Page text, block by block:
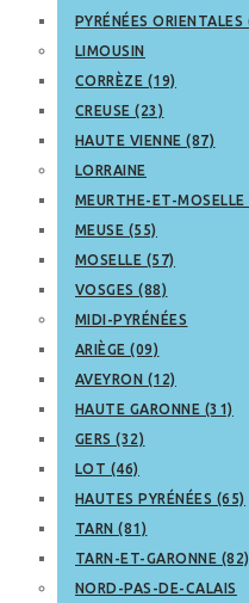
PYRÉNÉES ORIENTALES
LIMOUSIN
CORRÈZE (19)
CREUSE (23)
HAUTE VIENNE (87)
LORRAINE
MEURTHE-ET-MOSELLE
MEUSE (55)
MOSELLE (57)
VOSGES (88)
MIDI-PYRÉNÉES
ARIÈGE (09)
AVEYRON (12)
HAUTE GARONNE (31)
GERS (32)
LOT (46)
HAUTES PYRÉNÉES (65)
TARN (81)
TARN-ET-GARONNE (82)
NORD-PAS-DE-CALAIS